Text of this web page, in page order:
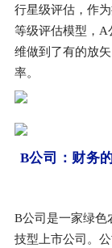
行星级评估，作
等级评估模型，A
维做到了有的放
率。
B公司：财务
B公司是一家绿色
技型上市公司。